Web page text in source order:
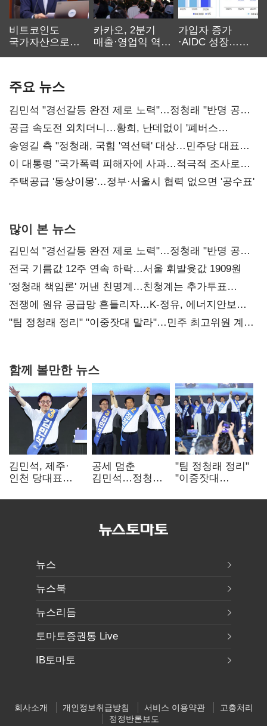
비트코인도
국가자산으로…'
카카오, 2분기
매출·영업익 역대
가입자 증가
·AIDC 성장…
주요 뉴스
김민석 "경선갈등 완전 제로 노력"…정청래 "반명 공세
사과부터"
공급 속도전 외치더니…황희, 난데없이 '폐버스
리모델링' 제안
송영길 측 "정청래, 국힘 '역선택' 대상…민주당 대표로
총선 지휘 못해"
이 대통령 "국가폭력 피해자에 사과…적극적 조사로
진실 밝혀야"
주택공급 '동상이몽'…정부·서울시 협력 없으면 '공수표'
많이 본 뉴스
김민석 "경선갈등 완전 제로 노력"…정청래 "반명 공세
사과부터"
전국 기름값 12주 연속 하락…서울 휘발윳값 1909원
'정청래 책임론' 꺼낸 친명계…친청계는 추가투표
때리기
전쟁에 원유 공급망 흔들리자…K-정유, 에너지안보
핵심으로 재부상
"팀 정청래 정리" "이중잣대 말라"…민주 최고위원 계파
함께 볼만한 뉴스
김민석, 제주·
인천 당대표
공세 멈춘
김민석…정청래
수습"
"팀 정청래 정리"
"이중잣대
최고위원 계파
뉴스
뉴스북
뉴스리듬
토마토증권통 Live
IB토마토
회사소개 개인정보취급방침 서비스 이용약관
고충처리
정정반론보도